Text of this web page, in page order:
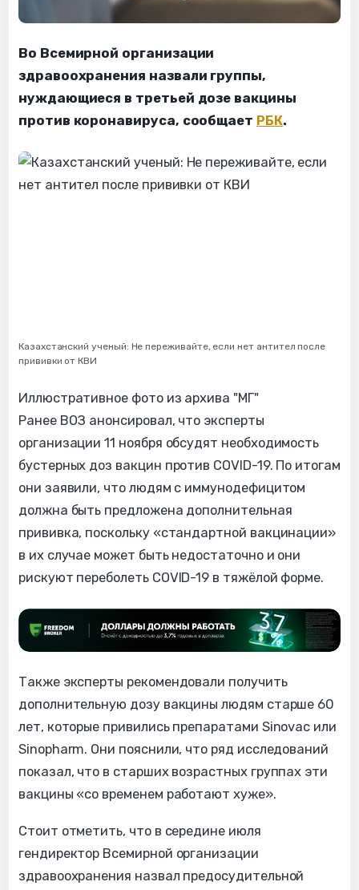
Во Всемирной организации
здравоохранения назвали группы,
нуждающиеся в третьей дозе вакцины
против коронавируса, сообщает РБК.
Казахстанский ученый: Не переживайте, если нет антител после
прививки от КВИ
Иллюстративное фото из архива "МГ"
Ранее ВОЗ анонсировал, что эксперты
организации 11 ноября обсудят необходимость
бустерных доз вакцин против COVID-19. По итогам
они заявили, что людям с иммунодефицитом
должна быть предложена дополнительная
прививка, поскольку «стандартной вакцинации»
в их случае может быть недостаточно и они
рискуют переболеть COVID-19 в тяжёлой форме.
Также эксперты рекомендовали получить
дополнительную дозу вакцины людям старше 60
лет, которые привились препаратами Sinovac или
Sinopharm. Они пояснили, что ряд исследований
показал, что в старших возрастных группах эти
вакцины «со временем работают хуже».
Стоит отметить, что в середине июля
гендиректор Всемирной организации
здравоохранения назвал предосудительной